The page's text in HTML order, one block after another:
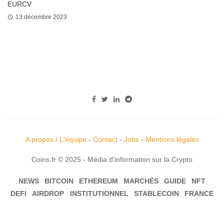
EURCV
13 décembre 2023
A propos / L'équipe- Contact- Jobs- Mentions légales
Coins.fr © 2025 - Média d'information sur la Crypto
NEWS BITCOIN ETHEREUM MARCHÉS GUIDE
NFT
DEFI
AIRDROP INSTITUTIONNEL STABLECOIN FRANCE